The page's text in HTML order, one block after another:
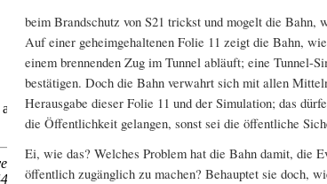
beim Brandschutz von S21 trickst und mogelt die Bahn,
Auf einer geheimgehaltenen Folie 11 zeigt die Bahn,
einem brennenden Zug im Tunnel abläuft; eine Tunnel-
bestätigen. Doch die Bahn verwahrt sich mit allen
Herausgabe dieser Folie 11 und der Simulation; das
die Öffentlichkeit gelangen, sonst sei die öffentliche
Ei, wie das? Welches Problem hat die Bahn damit, die
öffentlich zugänglich zu machen? Behauptet sie doch,